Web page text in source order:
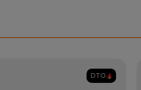
DTO.